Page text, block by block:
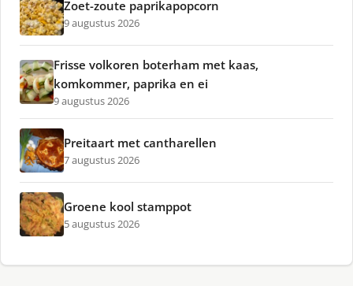
Zoet-zoute paprikapopcorn
9 augustus 2026
Frisse volkoren boterham met kaas,
komkommer, paprika en ei
9 augustus 2026
Preitaart met cantharellen
7 augustus 2026
Groene kool stamppot
5 augustus 2026